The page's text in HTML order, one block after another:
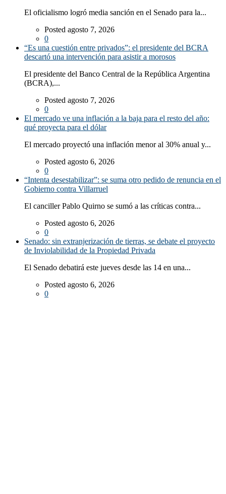
El oficialismo logró media sanción en el Senado para la...
Posted agosto 7, 2026
0
“Es una cuestión entre privados”: el presidente del BCRA
descartó una intervención para asistir a morosos
El presidente del Banco Central de la República Argentina
(BCRA),...
Posted agosto 7, 2026
0
El mercado ve una inflación a la baja para el resto del año:
qué proyecta para el dólar
El mercado proyectó una inflación menor al 30% anual y...
Posted agosto 6, 2026
0
“Intenta desestabilizar”: se suma otro pedido de renuncia en el
Gobierno contra Villarruel
El canciller Pablo Quirno se sumó a las críticas contra...
Posted agosto 6, 2026
0
Senado: sin extranjerización de tierras, se debate el proyecto
de Inviolabilidad de la Propiedad Privada
El Senado debatirá este jueves desde las 14 en una...
Posted agosto 6, 2026
0